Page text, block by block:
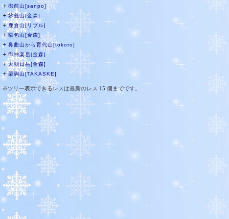
＋ 御前山[sanpo]
＋妙義山[金森]
＋鹿倉山[リブル]
＋ 稲包山[金森]
＋ 鼻曲山から育代山[tokoro]
＋御神楽岳[金森]
＋大朝日岳[金森]
＋栗駒山[TAKASKE]
※ツリー表示できるレスは最新のレス 15 個までです。